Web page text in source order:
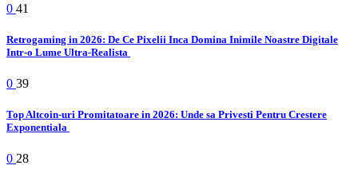
0 41
Retrogaming in 2026: De Ce Pixelii Inca Domina Inimile Noastre Digitale
Intr-o Lume Ultra-Realista
0 39
Top Altcoin-uri Promitatoare in 2026: Unde sa Privesti Pentru Crestere
Exponentiala
0 28